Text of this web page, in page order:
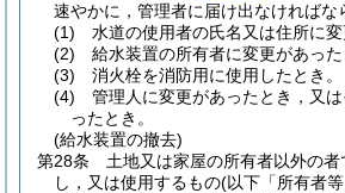
速やかに，管理者に届け出なければな
(1)
水道の使用者の氏名又は住所に変
(2)
給水装置の所有者に変更があった
(3)
消火栓を消防用に使用したとき。
(4)
管理人に変更があったとき，又
ったとき。
(給水装置の撤去)
第28条
土地又は家屋の所有者以外の
し，又は使用するもの(以下「所有者